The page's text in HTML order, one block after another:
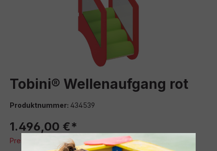
Tobini® Wellenaufgang rot
Produktnummer: 434539
1.496,00 €*
Preise inkl. MwSt. zzgl. Versand- bzw. Frachtkosten